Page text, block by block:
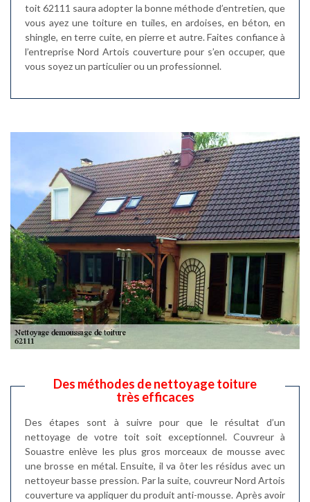
toit 62111 saura adopter la bonne méthode d’entretien, que
vous ayez une toiture en tuiles, en ardoises, en béton, en
shingle, en terre cuite, en pierre et autre. Faites confiance à
l’entreprise Nord Artois couverture pour s’en occuper, que
vous soyez un particulier ou un professionnel.
Des méthodes de nettoyage toiture
très efficaces
Des étapes sont à suivre pour que le résultat d’un
nettoyage de votre toit soit exceptionnel. Couvreur à
Souastre enlève les plus gros morceaux de mousse avec
une brosse en métal. Ensuite, il va ôter les résidus avec un
nettoyeur basse pression. Par la suite, couvreur Nord Artois
couverture va appliquer du produit anti-mousse. Après avoir